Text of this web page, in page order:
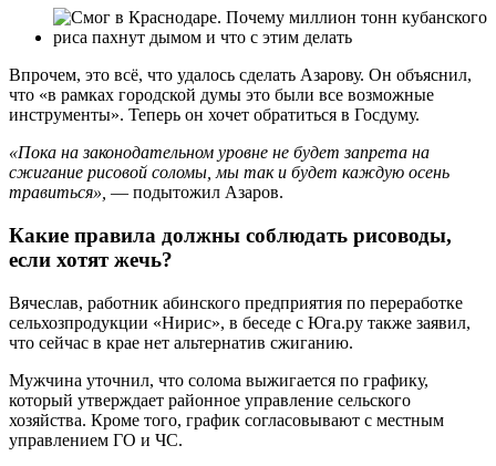
Впрочем, это всё, что удалось сделать Азарову. Он объяснил,
что «в рамках городской думы это были все возможные
инструменты». Теперь он хочет обратиться в Госдуму.
«Пока на законодательном уровне не будет запрета на
сжигание рисовой соломы, мы так и будет каждую осень
травиться», — подытожил Азаров.
Какие правила должны соблюдать рисоводы,
если хотят жечь?
Вячеслав, работник абинского предприятия по переработке
сельхозпродукции «Нирис», в беседе с Юга.ру также заявил,
что сейчас в крае нет альтернатив сжиганию.
Мужчина уточнил, что солома выжигается по графику,
который утверждает районное управление сельского
хозяйства. Кроме того, график согласовывают с местным
управлением ГО и ЧС.